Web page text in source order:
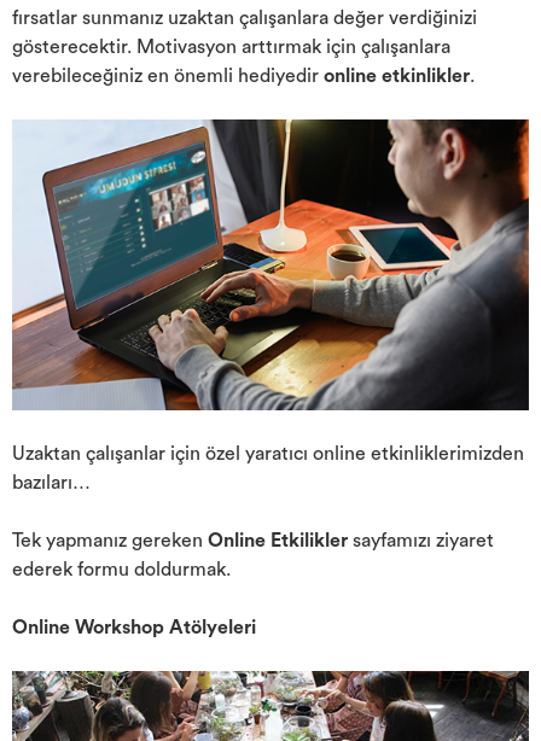
fırsatlar sunmanız uzaktan çalışanlara değer verdiğinizi
gösterecektir. Motivasyon arttırmak için çalışanlara
verebileceğiniz en önemli hediyedir online etkinlikler.
Uzaktan çalışanlar için özel yaratıcı online etkinliklerimizden
bazıları…
Tek yapmanız gereken Online Etkilikler sayfamızı ziyaret
ederek formu doldurmak.
Online Workshop Atölyeleri